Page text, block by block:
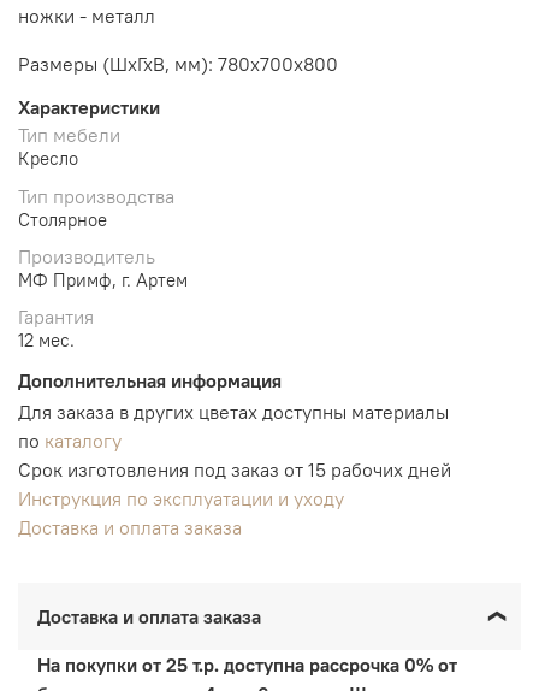
ножки - металл
Размеры (ШхГхВ, мм): 780х700х800
Характеристики
Тип мебели
Кресло
Тип производства
Столярное
Производитель
МФ Примф, г. Артем
Гарантия
12 мес.
Дополнительная информация
Для заказа в других цветах доступны материалы
по каталогу
Срок изготовления под заказ от 15 рабочих дней
Инструкция по эксплуатации и уходу
Доставка и оплата заказа
Доставка и оплата заказа
На покупки от 25 т.р. доступна рассрочка 0% от